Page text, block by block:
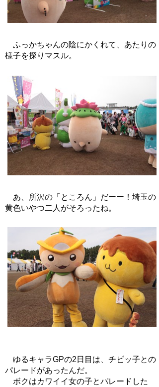
ふっかちゃんの陰にかくれて、あたりの
様子を探りマスル。
あ、所沢の「ところん」だーー！埼玉の
黄色いやつ二人がそろったね。
ゆるキャラGPの2日目は、チビッ子との
パレードがあったんだ。
ボクはカワイイ女の子とパレードした